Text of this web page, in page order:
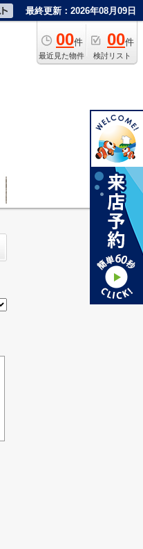
最終更新：2026年08月09日
00件
最近見た物件
00件
検討リスト